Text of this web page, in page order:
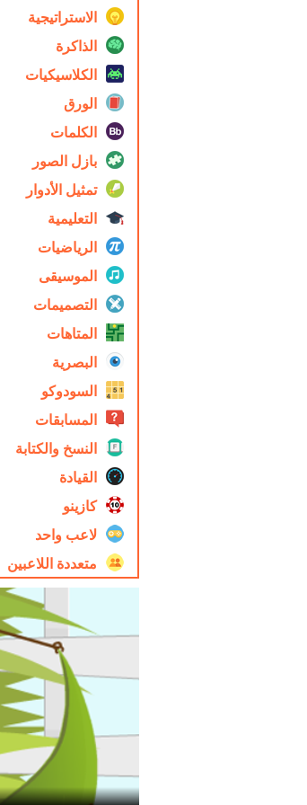
الاستراتيجية
الذاكرة
الكلاسيكيات
الورق
الكلمات
بازل الصور
تمثيل الأدوار
التعليمية
الرياضيات
الموسيقى
التصميمات
المتاهات
البصرية
السودوكو
المسابقات
النسخ والكتابة
القيادة
كازينو
لاعب واحد
متعددة اللاعبين